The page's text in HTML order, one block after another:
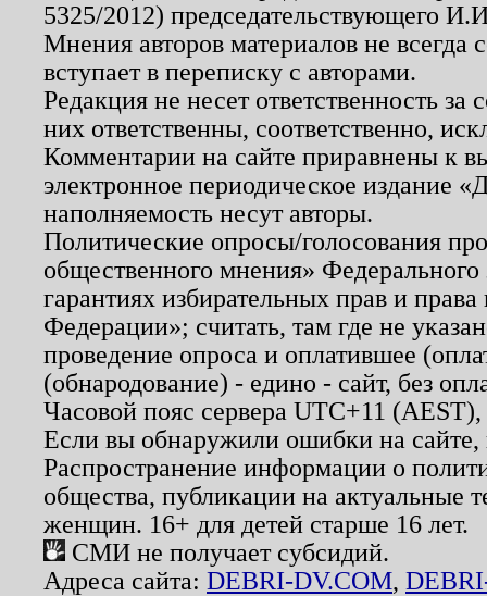
5325/2012) председательствующего
Мнения авторов материалов не
вступает в переписку с авторами.
Редакция не несет ответственность
них ответственны, соответственно,
Комментарии на сайте приравнены к
электронное периодическое издание
наполняемость несут авторы.
Политические опросы/голосования
общественного мнения»
гарантиях избирательных прав и
Федерации»; считать, там где не
проведение опроса и оплатившее
(обнародование) - едино - сайт, без
Часовой пояс сервера UTC+11
Если вы обнаружили ошибки на
Распространение информации о
общества, публикации на актуальные
женщин. 16+ для детей старше 16 лет.
СМИ не получает субсидий.
Адреса сайта: DEBRI-DV.COM,